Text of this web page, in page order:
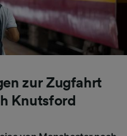
zur Zugfahrt
Knutsford